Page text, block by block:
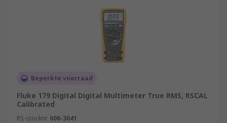
Beperkte voorraad
Fluke 179 Digital Digital Multimeter True RMS, RSCAL
Calibrated
RS-stocknr. 606-3041